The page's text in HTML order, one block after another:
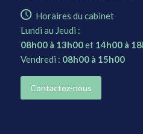
Horaires du cabinet
Lundi au Jeudi :
08h00 à 13h00et 14h00 à
Vendredi : 08h00 à 15h00
Contactez-nous